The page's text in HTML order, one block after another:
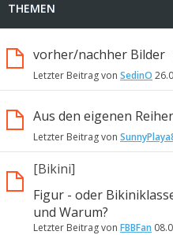
THEMEN
vorher/nachher Bilder
Letzter Beitrag von SedinO
Aus den eigenen
Letzter Beitrag von
[Bikini]
Figur - oder
und Warum?
Letzter Beitrag von FBBFan